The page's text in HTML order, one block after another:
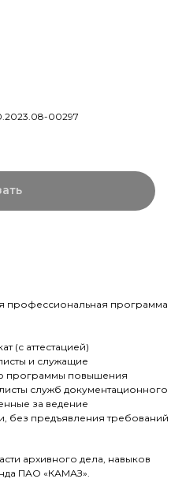
00297
профессиональная программа
(с аттестацией)
и служащие
программы повышения
служб документационного
за ведение
без предъявления требований
архивного дела, навыков
ПАО «КАМАЗ».